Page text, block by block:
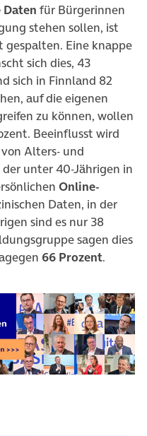
für Bürgerinnen
stehen sollen, ist
Eine knappe
sich dies, 43
sich in Finnland 82
auf die eigenen
zu können, wollen
Beeinflusst wird
Alters- und
unter 40-Jährigen in
Online-
Daten, in der
sind es nur 38
sagen dies
66 Prozent.